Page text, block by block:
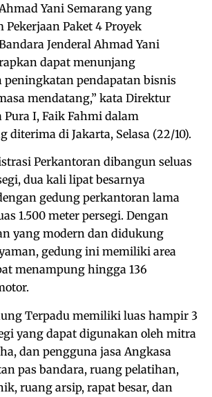
Yani Semarang yang
Paket 4 Proyek
Jenderal Ahmad Yani
dapat menunjang
peningkatan pendapatan bisnis
mendatang,” kata Direktur
Pura I, Faik Fahmi dalam
diterima di Jakarta, Selasa (22/10).
Perkantoran dibangun seluas
dua kali lipat besarnya
gedung perkantoran lama
1.500 meter persegi. Dengan
yang modern dan didukung
gedung ini memiliki area
menampung hingga 136
Terpadu memiliki luas hampir 3
yang dapat digunakan oleh mitra
dan pengguna jasa Angkasa
pas bandara, ruang pelatihan,
ruang arsip, rapat besar, dan